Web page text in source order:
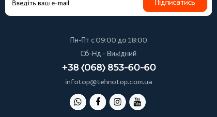
Підписатись
Пн-Пт с 09:00 до 18:00
Сб-Нд - Вихідний
+38 (068) 853-60-60
infotop@tehnotop.com.ua